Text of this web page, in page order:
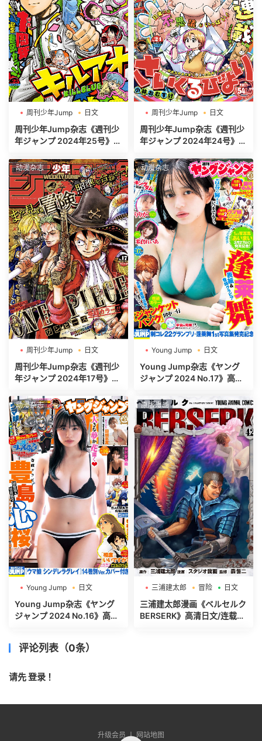
周刊少年Jump
日文
週刊少年ジャンプ
周刊少年Jump杂志《週刊少
年ジャンプ 2024年25号》高
周刊少年Jump
日文
週刊少年ジャンプ
周刊少年Jump杂志《週刊少
年ジャンプ 2024年24号》高
动漫杂志
周刊少年Jump
日文
週刊少年ジャンプ
周刊少年Jump杂志《週刊少
年ジャンプ 2024年17号》高
动漫杂志
Young Jump
日文
週刊ヤングジャンプ
Young Jump杂志《ヤング
ジャンプ 2024 No.17》高清
动漫杂志
Young Jump
日文
週刊ヤングジャンプ
Young Jump杂志《ヤング
ジャンプ 2024 No.16》高清
原版漫画
三浦建太郎 冒险 日文
三浦建太郎漫画《ベルセルク
BERSERK》高清日文/连载中
评论列表（0条）
请先登录 ！
升级会员 丨网站地图